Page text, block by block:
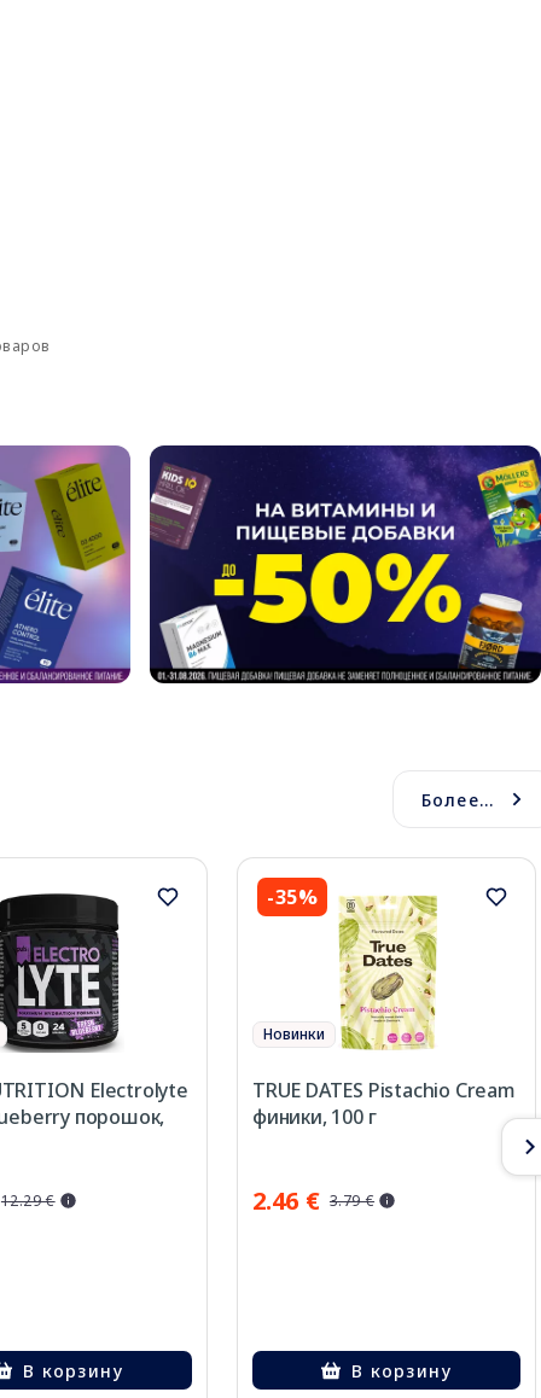
Более...
Electrolyte
порошок,
12.29 €
В корзину
-35%
Новинки
TRUE DATES Pistachio Cream
финики, 100 г
2.46 € 3.79 €
В корзину